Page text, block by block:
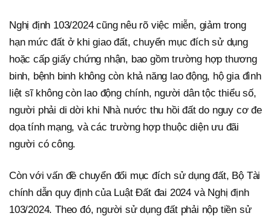
Nghị định 103/2024 cũng nêu rõ việc miễn, giảm trong
hạn mức đất ở khi giao đất, chuyển mục đích sử dụng
hoặc cấp giấy chứng nhận, bao gồm trường hợp thương
binh, bệnh binh không còn khả năng lao động, hộ gia đình
liệt sĩ không còn lao động chính, người dân tộc thiểu số,
người phải di dời khi Nhà nước thu hồi đất do nguy cơ đe
dọa tính mạng, và các trường hợp thuộc diện ưu đãi
người có công.
Còn với vấn đề chuyển đổi mục đích sử dụng đất, Bộ Tài
chính dẫn quy định của Luật Đất đai 2024 và Nghị định
103/2024. Theo đó, người sử dụng đất phải nộp tiền sử